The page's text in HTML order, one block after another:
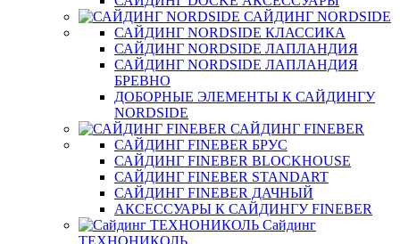
САЙДИНГ NORDSIDE
САЙДИНГ NORDSIDE КЛАССИКА
САЙДИНГ NORDSIDE ЛАПЛАНДИЯ
САЙДИНГ NORDSIDE ЛАПЛАНДИЯ
БРЕВНО
ДОБОРНЫЕ ЭЛЕМЕНТЫ К САЙДИНГУ
NORDSIDE
САЙДИНГ FINEBER
САЙДИНГ FINEBER БРУС
САЙДИНГ FINEBER BLOCKHOUSE
САЙДИНГ FINEBER STANDART
САЙДИНГ FINEBER ДАЧНЫЙ
АКСЕССУАРЫ К САЙДИНГУ FINEBER
Сайдинг
ТЕХНОНИКОЛЬ